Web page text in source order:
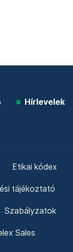
Hírlevelek
Etikai kódex
tájékoztató
Szabályzatok
Sales